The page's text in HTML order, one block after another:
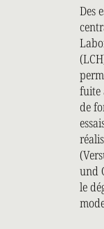
Des
fuite
de
und
le